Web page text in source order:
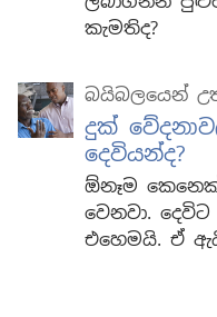
කැමතිද?
බයිබලයෙන්
දුක්
දෙවියන්ද?
ඕනෑම
වෙනවා.
එහෙමයි. ඒ